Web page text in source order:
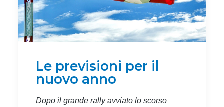
Le previsioni per il
nuovo anno
Dopo il grande rally avviato lo scorso